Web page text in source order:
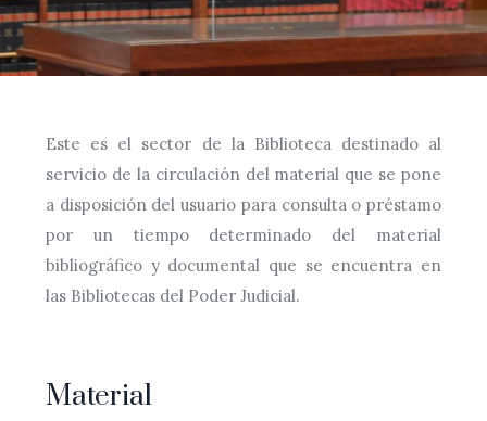
Este es el sector de la Biblioteca destinado al
servicio de la circulación del material que se pone
a disposición del usuario para consulta o préstamo
por un tiempo determinado del material
bibliográfico y documental que se encuentra en
las Bibliotecas del Poder Judicial.
Material